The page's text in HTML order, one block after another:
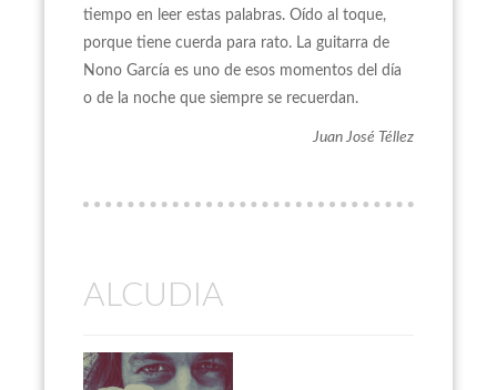
tiempo en leer estas palabras. Oído al toque,
porque tiene cuerda para rato. La guitarra de
Nono García es uno de esos momentos del día
o de la noche que siempre se recuerdan.
Juan José Téllez
ALCUDIA